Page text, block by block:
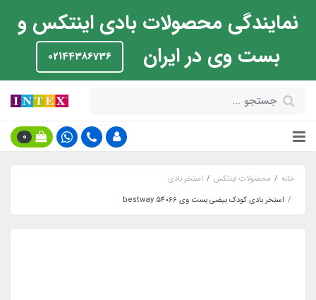
نمایندگی محصولات بادی اینتکس و
بست وی در ایران
02144386736
0
خانه محصولات اینتکس
استخر بادی
استخر بادی کودک بیضی بست وی bestway 54066